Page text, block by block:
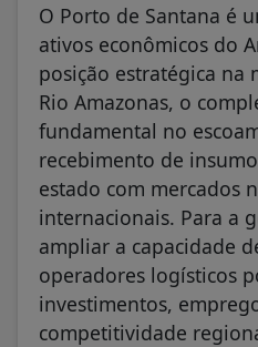
O Porto de Santana é
ativos econômicos do
posição estratégica na
Rio Amazonas, o
fundamental no
recebimento de
estado com mercados
internacionais. Para a
ampliar a capacidade
operadores logísticos
investimentos,
competitividade